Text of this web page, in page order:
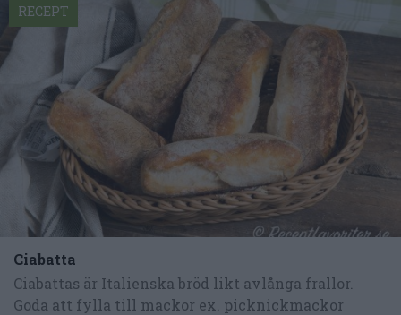
Ciabatta
Ciabattas är Italienska bröd likt avlånga frallor.
Goda att fylla till mackor ex. picknickmackor
RECEPT